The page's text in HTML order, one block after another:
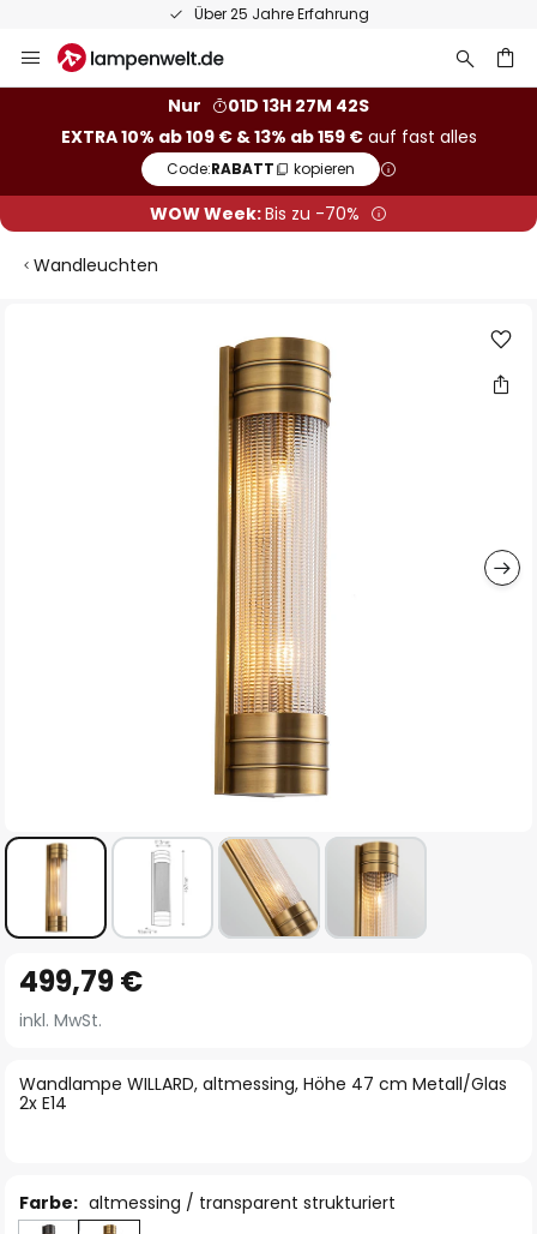
Über 25 Jahre Erfahrung
Inhalt
Nur
01D 13H 27M 42S
EXTRA 10% ab 109 € & 13% ab 159 €auf fast alles
Code:RABATT kopieren
WOW Week:Bis zu -70%
Wandleuchten
Anfang
der
springen
Wandlampe WILLARD, altmessing, Höhe 47 cm Metall/Glas
2x E14
499,79 €
inkl. MwSt.
Farbe: altmessing / transparent strukturiert